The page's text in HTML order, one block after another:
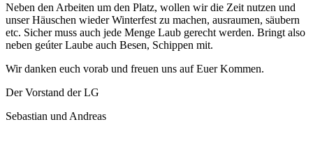
Neben den Arbeiten um den Platz, wollen wir die Zeit nutzen und
unser Häuschen wieder Winterfest zu machen, ausraumen, säubern
etc. Sicher muss auch jede Menge Laub gerecht werden. Bringt also
neben geúter Laube auch Besen, Schippen mit.
Wir danken euch vorab und freuen uns auf Euer Kommen.
Der Vorstand der LG
Sebastian und Andreas